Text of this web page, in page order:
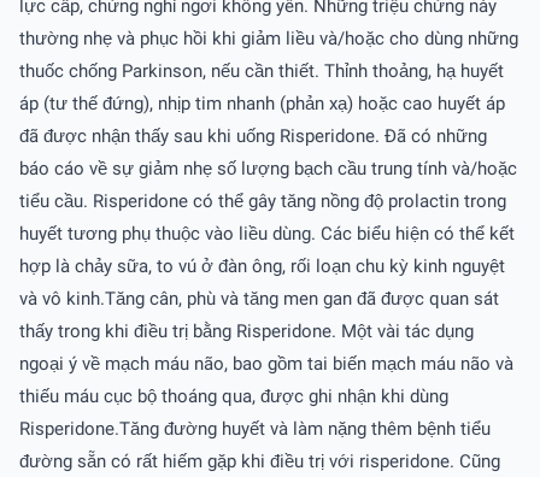
lực cấp, chứng nghỉ ngơi không yên. Những triệu chứng này
thường nhẹ và phục hồi khi giảm liều và/hoặc cho dùng những
thuốc chống Parkinson, nếu cần thiết. Thỉnh thoảng, hạ huyết
áp (tư thế đứng), nhịp tim nhanh (phản xạ) hoặc cao huyết áp
đã được nhận thấy sau khi uống Risperidone. Ðã có những
báo cáo về sự giảm nhẹ số lượng bạch cầu trung tính và/hoặc
tiểu cầu. Risperidone có thể gây tăng nồng độ prolactin trong
huyết tương phụ thuộc vào liều dùng. Các biểu hiện có thể kết
hợp là chảy sữa, to vú ở đàn ông, rối loạn chu kỳ kinh nguyệt
và vô kinh.Tăng cân, phù và tăng men gan đã được quan sát
thấy trong khi điều trị bằng Risperidone. Một vài tác dụng
ngoại ý về mạch máu não, bao gồm tai biến mạch máu não và
thiếu máu cục bộ thoáng qua, được ghi nhận khi dùng
Risperidone.Tăng đường huyết và làm nặng thêm bệnh tiểu
đường sẵn có rất hiếm gặp khi điều trị với risperidone. Cũng